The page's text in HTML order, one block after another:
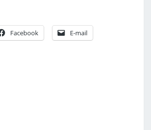
Facebook E-mail